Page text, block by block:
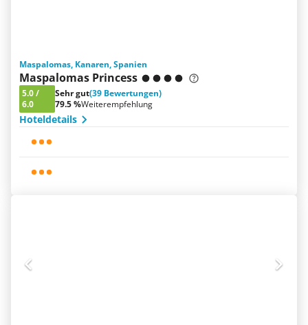
Maspalomas, Kanaren, Spanien
Maspalomas Princess
5.0/
6.0
Sehr gut(39 Bewertungen)
79.5 %Weiterempfehlung
Hoteldetails